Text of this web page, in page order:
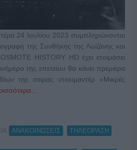
24 Ιουλίου 2023 συμπληρώνονται
της Συνθήκης της Λωζάνης και
HISTORY HD έχει ετοιμάσει
της επετείου θα κάνει πρεμιέρα
της σειράς ντοκιμαντέρ «Μικρές
ΑΝΑΚΟΙΝΩΣΕΙΣ ΤΗΛΕΟΡΑΣΗ